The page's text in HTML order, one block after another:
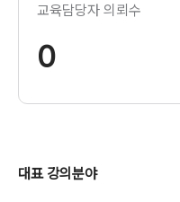
교육담당자 의뢰수
0
대표 강의분야